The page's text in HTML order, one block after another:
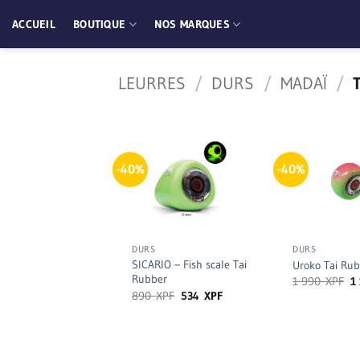
au
contenu
ACCUEIL BOUTIQUE NOS MARQUES
LEURRES / DURS / MADAÏ /
-40%
DURS
SICARIO – Fish scale Tai
Rubber
890XPF Le
534XPFLe
-40%
DURS
Uroko Tai
1 990XPF